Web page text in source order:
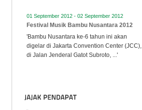
01 September 2012 - 02 September 2012
Festival Musik Bambu Nusantara 2012
'Bambu Nusantara ke-6 tahun ini akan
digelar di Jakarta Convention Center (JCC),
di Jalan Jenderal Gatot Subroto, ...'